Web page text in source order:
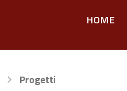
HOME
Progetti